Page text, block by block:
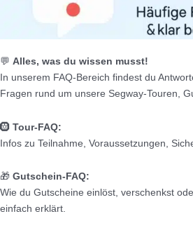
💬 Alles, was du wissen musst!
In unserem FAQ-Bereich findest du
Fragen rund um unsere Segway-Touren,
🛞 Tour-FAQ:
Infos zu Teilnahme, Voraussetzungen,
🎁 Gutschein-FAQ:
Wie du Gutscheine einlöst, verschenkst
einfach erklärt.